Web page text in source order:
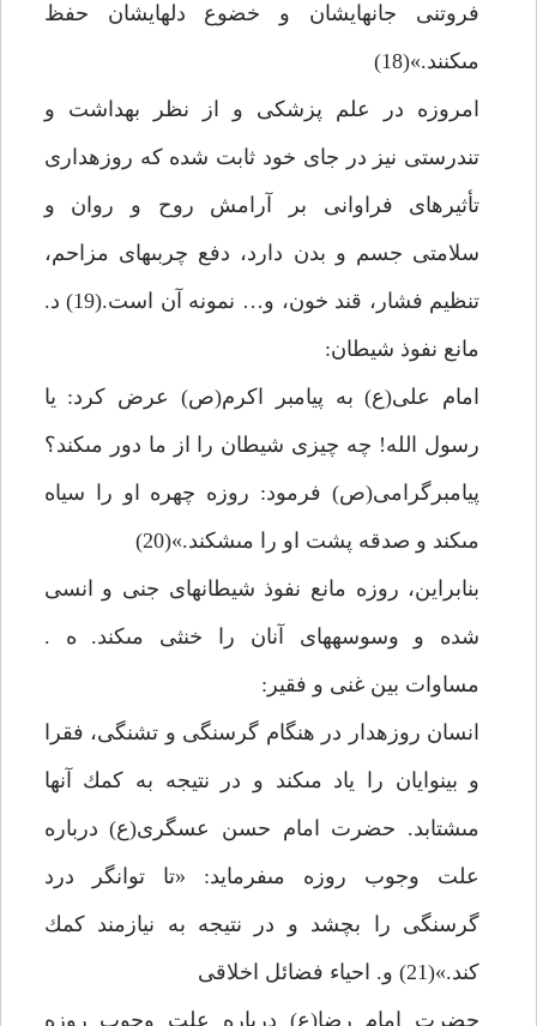
فروتنى جان‏هايشان و خضوع دلهايشان حفظ
مى‏كنند.»(18)
امروزه در علم پزشكى و از نظر بهداشت و
تندرستى نيز در جاى خود ثابت شده كه روزه‏دارى
تأثيرهاى فراوانى بر آرامش روح و روان و
سلامتى جسم و بدن دارد، دفع چربى‏هاى مزاحم،
تنظيم فشار، قند خون، و… نمونه آن است.(19) د.
مانع نفوذ شيطان:
امام على(ع) به پيامبر اكرم(ص) عرض كرد: يا
رسول الله! چه چيزى شيطان را از ما دور مى‏كند؟
پيامبرگرامى(ص) فرمود: روزه چهره او را سياه
مى‏كند و صدقه پشت او را مى‏شكند.»(20)
بنابراين، روزه مانع نفوذ شيطان‏هاى جنى و انسى
شده و وسوسه‏هاى آنان را خنثى مى‏كند. ه .
مساوات بين غنى و فقير:
انسان روزه‏دار در هنگام گرسنگى و تشنگى، فقرا
و بينوايان را ياد مى‏كند و در نتيجه به كمك آن‏ها
مى‏شتابد. حضرت امام حسن عسگرى(ع) درباره
علت وجوب روزه مى‏فرمايد: «تا توانگر درد
گرسنگى را بچشد و در نتيجه به نيازمند كمك
كند.»(21) و. احياء فضائل اخلاقى‏
حضرت امام رضا(ع) درباره علت وجوب روزه